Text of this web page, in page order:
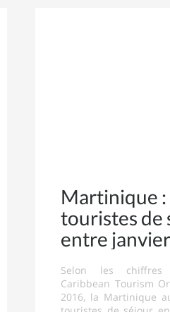
Martinique
touristes de
entre
Selon les
Caribbean Tourism
2016, la Martinique